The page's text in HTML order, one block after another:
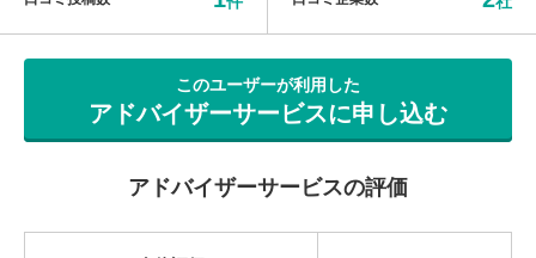
電話する
このユーザーが利用した
アドバイザーサービスに申し込む
アドバイザーサービスの評価